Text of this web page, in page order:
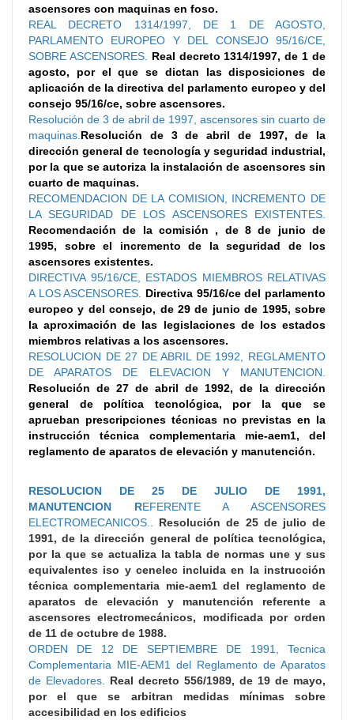
ascensores con maquinas en foso.
REAL DECRETO 1314/1997, DE 1 DE AGOSTO,
PARLAMENTO EUROPEO Y DEL CONSEJO 95/16/CE,
SOBRE ASCENSORES. Real decreto 1314/1997, de 1 de
agosto, por el que se dictan las disposiciones de
aplicación de la directiva del parlamento europeo y del
consejo 95/16/ce, sobre ascensores.
Resolución de 3 de abril de 1997, ascensores sin cuarto de
maquinas. Resolución de 3 de abril de 1997, de la
dirección general de tecnología y seguridad industrial,
por la que se autoriza la instalación de ascensores sin
cuarto de maquinas.
RECOMENDACION DE LA COMISION, INCREMENTO DE
LA SEGURIDAD DE LOS ASCENSORES EXISTENTES.
Recomendación de la comisión , de 8 de junio de
1995, sobre el incremento de la seguridad de los
ascensores existentes.
DIRECTIVA 95/16/CE, ESTADOS MIEMBROS RELATIVAS
A LOS ASCENSORES.
Directiva 95/16/ce del parlamento
europeo y del consejo, de 29 de junio de 1995, sobre
la aproximación de las legislaciones de los estados
miembros relativas a los ascensores.
RESOLUCION DE 27 DE ABRIL DE 1992, REGLAMENTO
DE APARATOS DE ELEVACION Y MANUTENCION.
Resolución de 27 de abril de 1992, de la dirección
general de política tecnológica, por la que se
aprueban prescripciones técnicas no previstas en la
instrucción técnica complementaria mie-aem1, del
reglamento de aparatos de elevación y manutención.
RESOLUCION DE 25 DE JULIO DE 1991,
MANUTENCION REFERENTE A ASCENSORES
ELECTROMECANICOS..
Resolución de 25 de julio de
1991, de la dirección general de política tecnológica,
por la que se actualiza la tabla de normas une y sus
equivalentes iso y cenelec incluida en la instrucción
técnica complementaria mie-aem1 del reglamento de
aparatos de elevación y manutención referente a
ascensores electromecánicos, modificada por orden
de 11 de octubre de 1988.
ORDEN DE 12 DE SEPTIEMBRE DE 1991, Tecnica
Complementaria MIE-AEM1 del Reglamento de Aparatos
de Elevadores. Real decreto 556/1989, de 19 de mayo,
por el que se arbitran medidas mínimas sobre
accesibilidad en los edificios